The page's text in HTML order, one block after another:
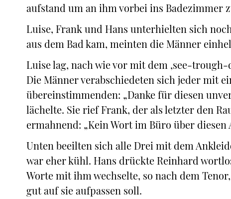
aufstand um an ihm vorbei ins Badezimmer
Luise, Frank und Hans unterhielten sich
aus dem Bad kam, meinten die Männer
Luise lag, nach wie vor mit dem ‚see-
Die Männer verabschiedeten sich jeder mit
übereinstimmenden: „Danke für diesen
lächelte. Sie rief Frank, der als letzter den
ermahnend: „Kein Wort im Büro über diesen
Unten beeilten sich alle Drei mit dem
war eher kühl. Hans drückte Reinhard
Worte mit ihm wechselte, so nach dem
gut auf sie aufpassen soll.